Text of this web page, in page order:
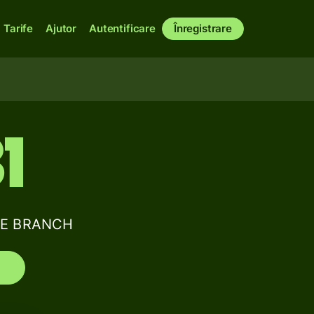
Tarife Ajutor Autentificare Înregistrare
BRANCH